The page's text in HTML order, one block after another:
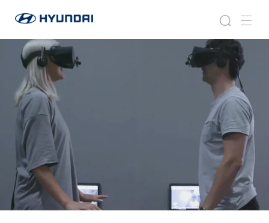
라
스
일
자
이
드
벌
네
비
게
검
색
메
뉴